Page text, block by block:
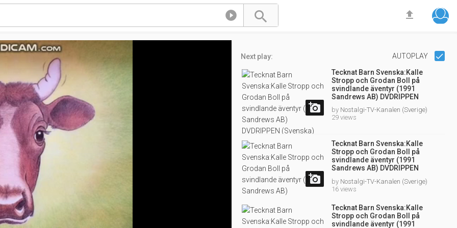

 
Next play: AUTOPLAY

Tecknat Barn Svenska:Kalle
Stropp och Grodan Boll på
svindlande äventyr (1991
Sandrews AB) DVDRIPPEN
by Nostalgi-TV-Kanalen (Sverige)
29 views

Tecknat Barn Svenska:Kalle
Stropp och Grodan Boll på
svindlande äventyr (1991
Sandrews AB) DVDRIPPEN
by Nostalgi-TV-Kanalen (Sverige)
16 views
Tecknat Barn Svenska:Kalle
Stropp och Grodan Boll på
svindlande äventyr (1991